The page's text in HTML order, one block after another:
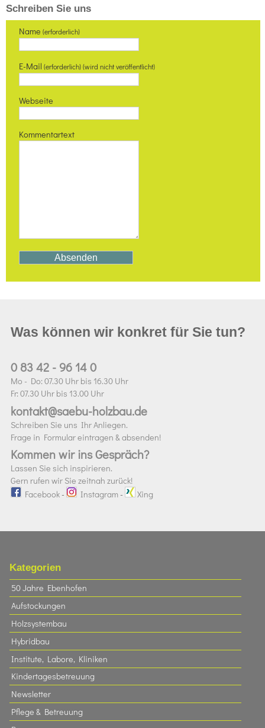
Schreiben Sie uns
Name (erforderlich)
E-Mail (erforderlich) (wird nicht veröffentlicht)
Webseite
Kommentartext
Was können wir konkret für Sie tun?
0 83 42 - 96 14 0
Mo - Do: 07.30 Uhr bis 16.30 Uhr
Fr: 07.30 Uhr bis 13.00 Uhr
kontakt@saebu-holzbau.de
Schreiben Sie uns Ihr Anliegen.
Frage in Formular eintragen & absenden!
Kommen wir ins Gespräch?
Lassen Sie sich inspirieren.
Gern rufen wir Sie zeitnah zurück!
Facebook- Instagram- Xing
Kategorien
50 Jahre Ebenhofen
Aufstockungen
Holzsystembau
Hybridbau
Institute, Labore, Kliniken
Kindertagesbetreuung
Newsletter
Pflege & Betreuung